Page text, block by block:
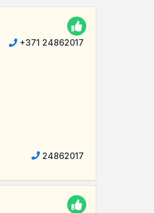
+371 24862017
24862017